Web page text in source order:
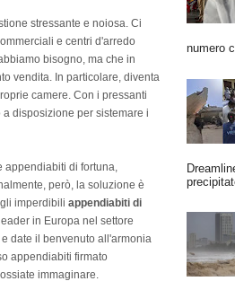
stressante e noiosa. Ci
e centri d'arredo
bisogno, ma che in
vendita. In particolare, diventa
camere. Con i pressanti
disposizione per sistemare i
appendiabiti di fortuna,
però, la soluzione è
imperdibili appendiabiti di
in Europa nel settore
date il benvenuto all'armonia
appendiabiti firmato
immaginare.
numero